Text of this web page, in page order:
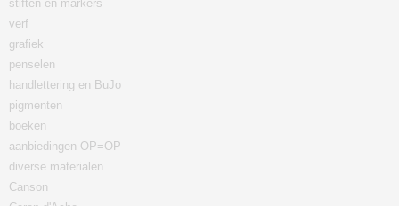
stiften en markers
verf
grafiek
penselen
handlettering en BuJo
pigmenten
boeken
aanbiedingen OP=OP
diverse materialen
Canson